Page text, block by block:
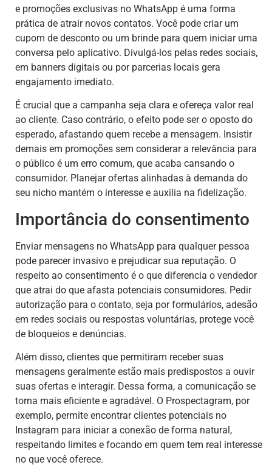
e promoções exclusivas no WhatsApp é uma forma
prática de atrair novos contatos. Você pode criar um
cupom de desconto ou um brinde para quem iniciar uma
conversa pelo aplicativo. Divulgá-los pelas redes sociais,
em banners digitais ou por parcerias locais gera
engajamento imediato.
É crucial que a campanha seja clara e ofereça valor real
ao cliente. Caso contrário, o efeito pode ser o oposto do
esperado, afastando quem recebe a mensagem. Insistir
demais em promoções sem considerar a relevância para
o público é um erro comum, que acaba cansando o
consumidor. Planejar ofertas alinhadas à demanda do
seu nicho mantém o interesse e auxilia na fidelização.
Importância do consentimento
Enviar mensagens no WhatsApp para qualquer pessoa
pode parecer invasivo e prejudicar sua reputação. O
respeito ao consentimento é o que diferencia o vendedor
que atrai do que afasta potenciais consumidores. Pedir
autorização para o contato, seja por formulários, adesão
em redes sociais ou respostas voluntárias, protege você
de bloqueios e denúncias.
Além disso, clientes que permitiram receber suas
mensagens geralmente estão mais predispostos a ouvir
suas ofertas e interagir. Dessa forma, a comunicação se
torna mais eficiente e agradável. O Prospectagram, por
exemplo, permite encontrar clientes potenciais no
Instagram para iniciar a conexão de forma natural,
respeitando limites e focando em quem tem real interesse
no que você oferece.